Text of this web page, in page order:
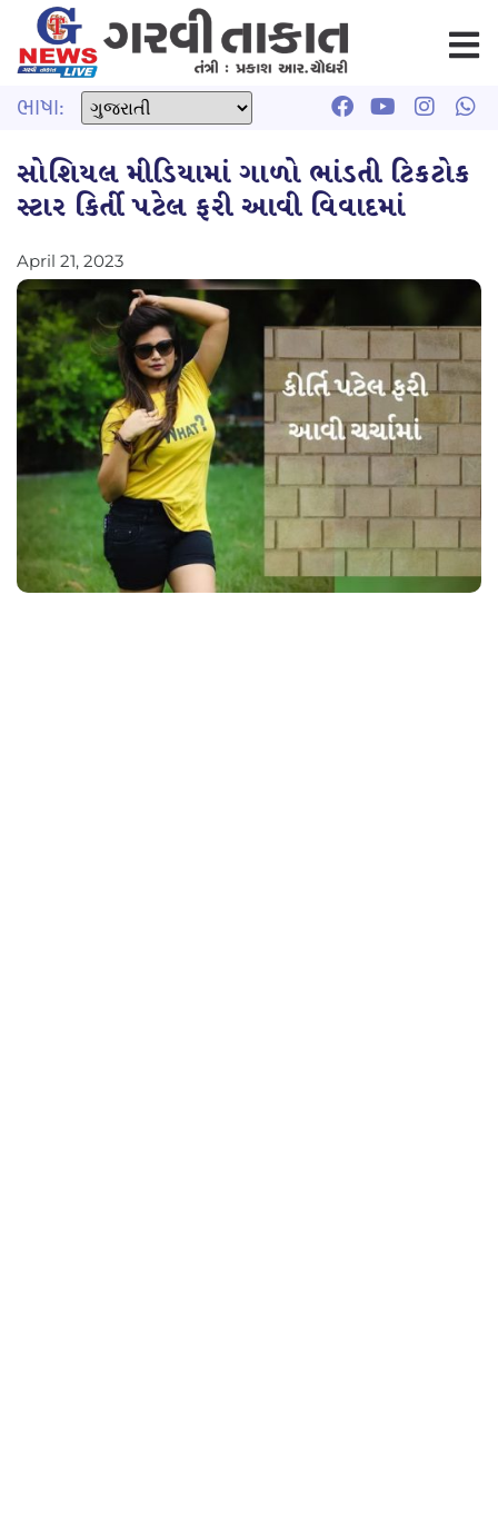
ભાષા:
સોશિયલ મીડિયામાં ગાળો ભાંડતી ટિકટોક
સ્ટાર કિર્તી પટેલ ફરી આવી વિવાદમાં
April 21, 2023